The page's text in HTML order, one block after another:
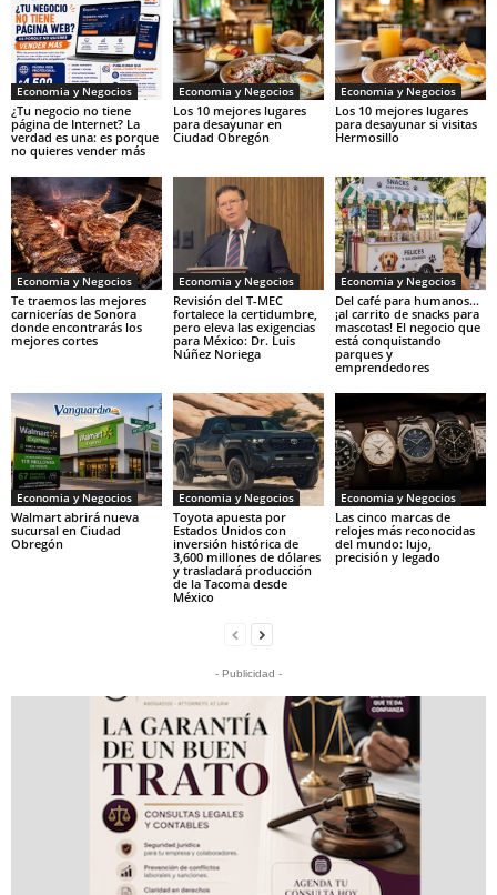
Economia y Negocios
¿Tu negocio no tiene
página de Internet? La
verdad es una: es porque
no quieres vender más
Economia y Negocios
Los 10 mejores lugares
para desayunar en
Ciudad Obregón
Economia y Negocios
Los 10 mejores lugares
para desayunar si visitas
Hermosillo
Economia y Negocios
Te traemos las mejores
carnicerías de Sonora
donde encontrarás los
mejores cortes
Economia y Negocios
Revisión del T-MEC
fortalece la certidumbre,
pero eleva las exigencias
para México: Dr. Luis
Núñez Noriega
Economia y Negocios
Del café para humanos…
¡al carrito de snacks para
mascotas! El negocio que
está conquistando
parques y
emprendedores
Economia y Negocios
Walmart abrirá nueva
sucursal en Ciudad
Obregón
Economia y Negocios
Toyota apuesta por
Estados Unidos con
inversión histórica de
3,600 millones de dólares
y trasladará producción
de la Tacoma desde
México
Economia y Negocios
Las cinco marcas de
relojes más reconocidas
del mundo: lujo,
precisión y legado
- Publicidad -